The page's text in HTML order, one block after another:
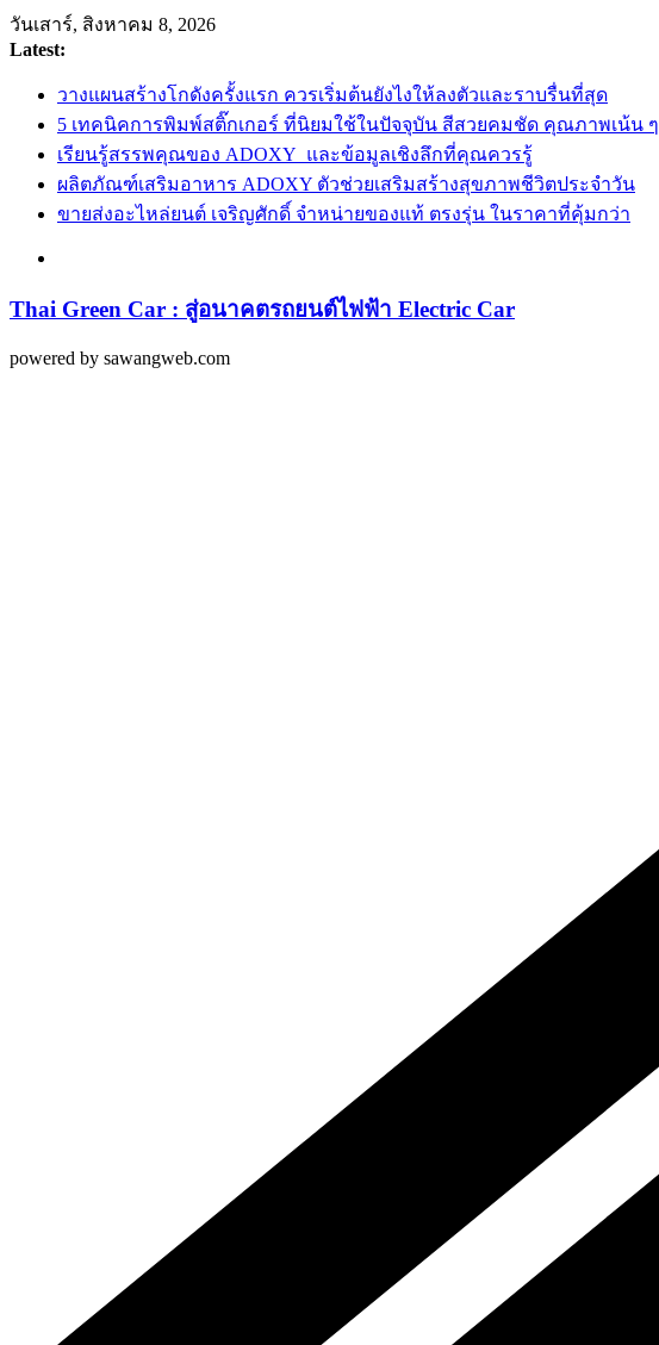
Skip
to
content
วันเสาร์, สิงหาคม 8, 2026
Latest:
วางแผนสร้างโกดังครั้งแรก ควรเริ่มต้นยังไงให้ลงตัวและราบรื่นที่สุด
5 เทคนิคการพิมพ์สติ๊กเกอร์ ที่นิยมใช้ในปัจจุบัน สีสวยคมชัด คุณภาพเน้น ๆ
เรียนรู้สรรพคุณของ ADOXY และข้อมูลเชิงลึกที่คุณควรรู้
ผลิตภัณฑ์เสริมอาหาร ADOXY ตัวช่วยเสริมสร้างสุขภาพชีวิตประจำวัน
ขายส่งอะไหล่ยนต์ เจริญศักดิ์ จำหน่ายของแท้ ตรงรุ่น ในราคาที่คุ้มกว่า
Thai Green Car : สู่อนาคตรถยนต์ไฟฟ้า Electric Car
powered by sawangweb.com